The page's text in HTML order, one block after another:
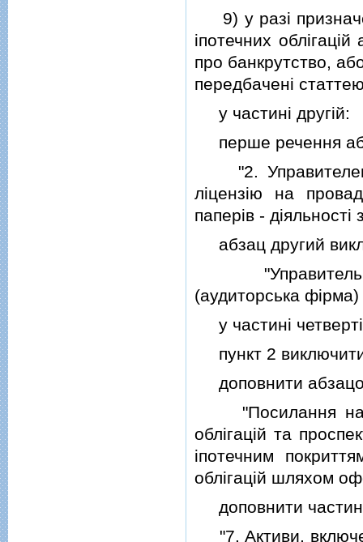
9) у разi
iпотечних
про банкрутство,
передбаченi
у частинi другiй:
перше речення
"2. Управителем
лiцензiю на
паперiв - дiяльностi
абзац другий
"Управитель,
(аудиторська
у частинi
пункт 2
доповнити
"Посилання на
облiгацiй та
iпотечним
облiгацiй шляхом
доповнити
"7. Активи,